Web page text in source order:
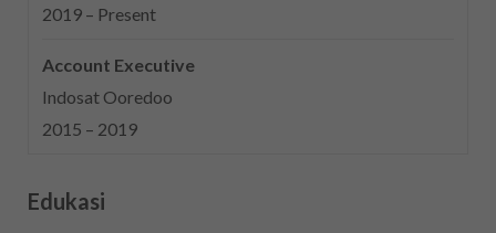
2019 – Present
Account Executive
Indosat Ooredoo
2015 – 2019
Edukasi